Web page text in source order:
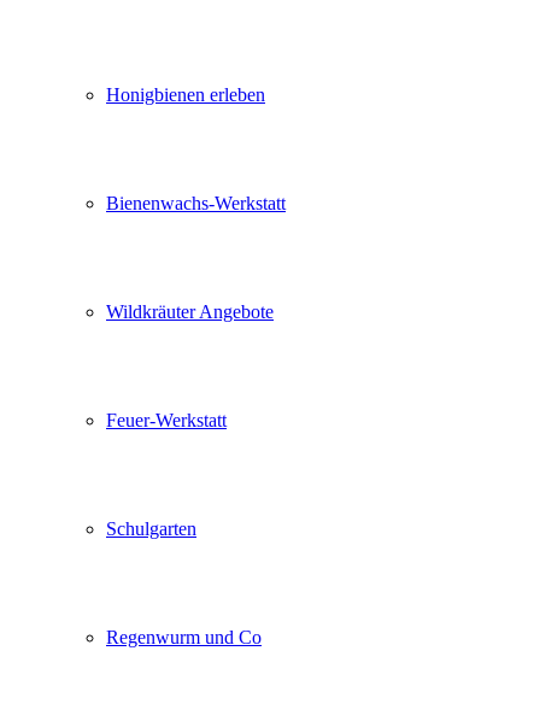
Honigbienen erleben
Bienenwachs-Werkstatt
Wildkräuter Angebote
Feuer-Werkstatt
Schulgarten
Regenwurm und Co